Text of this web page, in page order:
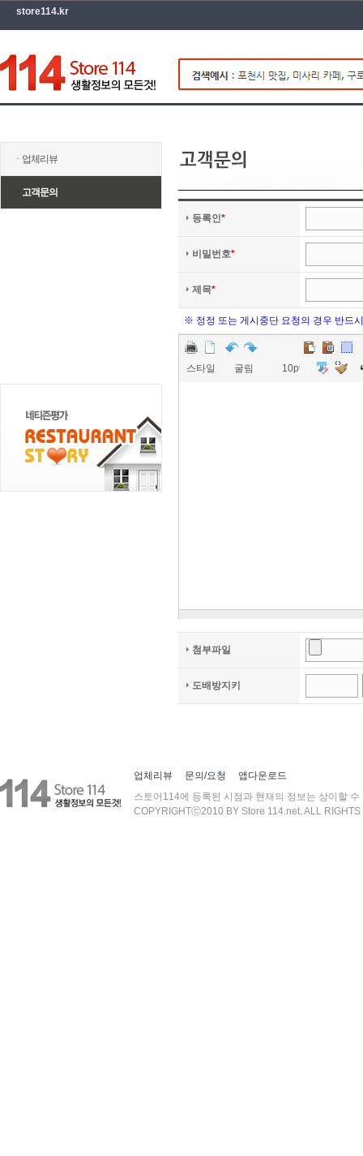
store114.kr
ㆍ 업체리뷰
고객문의
등록인*
비밀번호*
제목*
※ 정정 또는 게시중단 요청의 경우 반드
스타일 굴림 10pt
첨부파일
도배방지키
업체리뷰 문의/요청
앱다운로드
스토어114에 등록된 시점과 현재의 정보는 상이할
COPYRIGHTⓒ2010 BY Store 114.net. ALL